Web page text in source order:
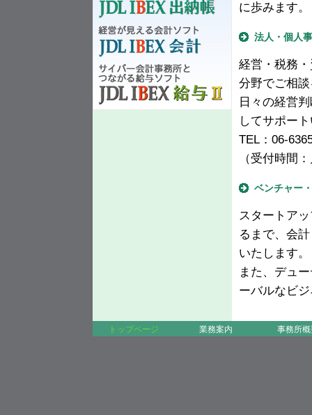
に歩みます。
法人・個人
経営・税務
分野でご相
日々の経営
してサポー
TEL：06-
（受付時間
ベンチャー
スタートア
るまで、会
いたします。
また、デュ
ーバルなビ
トップページ 業務案内 事務所